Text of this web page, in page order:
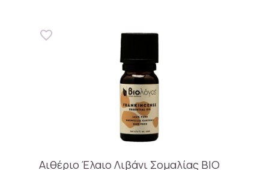
Αιθέριο Έλαιο Λιβάνι Σομαλίας BIO